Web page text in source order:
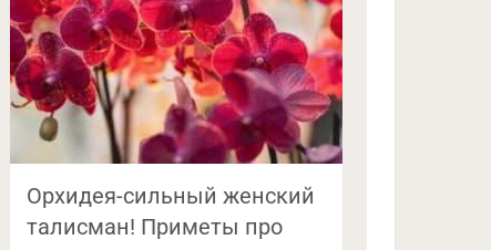
Орхидея-сильный женский
талисман! Приметы про